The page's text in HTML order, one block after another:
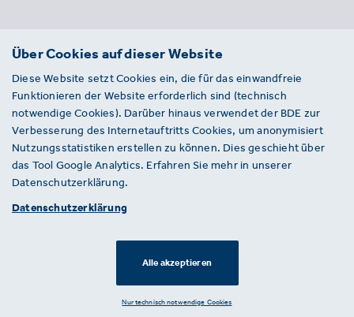
BDE
Entsorgungs-, Wasser- und
Kreislaufwirtschaft e. V.
Von-der-Heydt-Straße 2
D 10785 Berlin
Sie haben einen Fehler auf unserer Website
gefunden? Ihnen ist ein defekter Link
aufgefallen? Wir freuen uns über Ihren
Über Cookies auf dieser Website
Diese Website setzt Cookies ein, die für das einwandfreie
Funktionieren der Website erforderlich sind (technisch
notwendige Cookies). Darüber hinaus verwendet der BDE zur
Verbesserung des Internetauftritts Cookies, um anonymisiert
Nutzungsstatistiken erstellen zu können. Dies geschieht über
das Tool Google Analytics. Erfahren Sie mehr in unserer
Datenschutzerklärung.
Datenschutzerklärung
Alle akzeptieren
Nur technisch notwendige Cookies